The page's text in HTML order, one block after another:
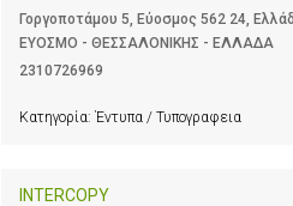
Γοργοποτάμου 5, Εύοσμος 562 24,
ΕΥΟΣΜΟ - ΘΕΣΣΑΛΟΝΙΚΗΣ - ΕΛΛΑΔΑ
2310726969
Κατηγορία: Έντυπα / Τυπογραφεια
INTERCOPY